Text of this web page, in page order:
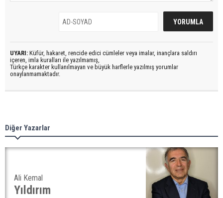
UYARI: Küfür, hakaret, rencide edici cümleler veya imalar, inançlara saldırı
içeren, imla kuralları ile yazılmamış,
Türkçe karakter kullanılmayan ve büyük harflerle yazılmış yorumlar
onaylanmamaktadır.
Diğer Yazarlar
Ali Kemal
Yıldırım